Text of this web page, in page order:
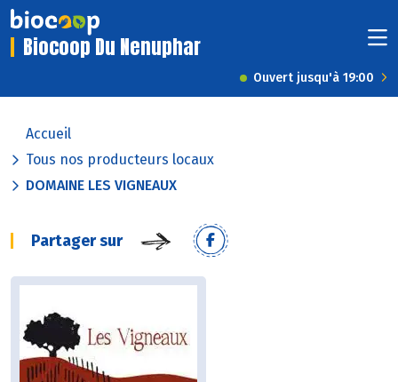
Biocoop Du Nenuphar
Ouvert jusqu'à 19:00
Accueil
Tous nos producteurs locaux
DOMAINE LES VIGNEAUX
Partager sur